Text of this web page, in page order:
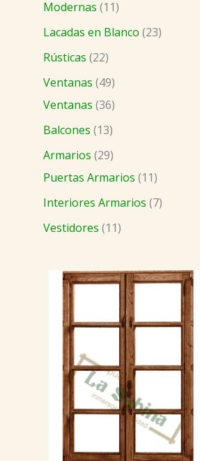
o
t
o
t
o
t
o
o
Modernas 11t
o
Lacadas en Blanco 23o
Rústicas 22
t
o
Ventanas 49
t
o
Ventanas 36
t
o
Balcones 13
t
o
Armarios 29
t
o
Puertas Armarios 11
o
Interiores Armarios 7
s
Vestidores 11
t
o